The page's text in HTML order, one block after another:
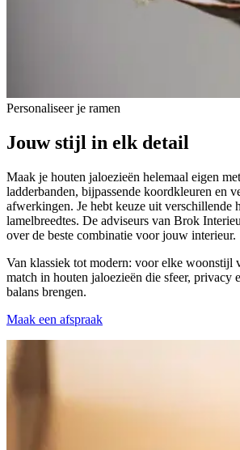
Personaliseer je ramen
Jouw stijl in elk detail
Maak je houten jaloezieën helemaal eigen
ladderbanden, bijpassende koordkleuren en
afwerkingen. Je hebt keuze uit verschillende
lamelbreedtes. De adviseurs van Brok
over de beste combinatie voor jouw interieur.
Van klassiek tot modern: voor elke woonstijl
match in houten jaloezieën die sfeer, privacy
balans brengen.
Maak een afspraak